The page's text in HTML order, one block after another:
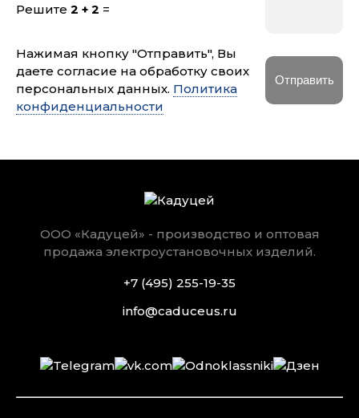
Решите 2 + 2 =
Нажимая кнопку "Отправить", Вы
даете согласие на обработку своих
персональных данных. Политика
конфиденциальности
ООО «Кадуцей» - производство и оптовая
продажа электроустановочных изделий.
+7 (495) 255-19-35
info@caduceus.ru